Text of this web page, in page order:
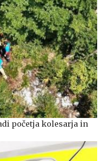
početja kolesarja in